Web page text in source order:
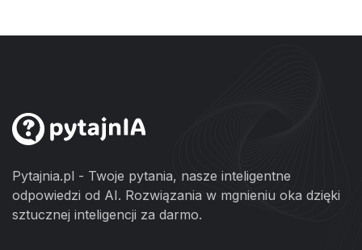
Pytajnia.pl - Twoje pytania, nasze inteligentne
odpowiedzi od AI. Rozwiązania w mgnieniu oka dzięki
sztucznej inteligencji za darmo.